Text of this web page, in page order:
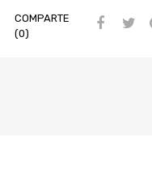
COMPARTE
(0)